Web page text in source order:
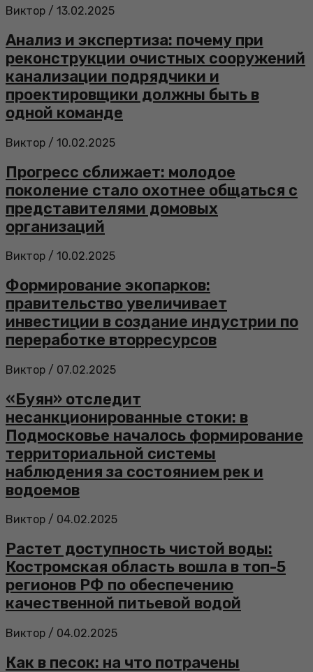
Виктор / 13.02.2025
Анализ и экспертиза: почему при
реконструкции очистных сооружений
канализации подрядчики и
проектировщики должны быть в
одной команде
Виктор / 10.02.2025
Прогресс сближает: молодое
поколение стало охотнее общаться с
представителями домовых
организаций
Виктор / 10.02.2025
Формирование экопарков:
правительство увеличивает
инвестиции в создание индустрии по
переработке вторресурсов
Виктор / 07.02.2025
«Буян» отследит
несанкционированные стоки: в
Подмосковье началось формирование
территориальной системы
наблюдения за состоянием рек и
водоемов
Виктор / 04.02.2025
Растет доступность чистой воды:
Костромская область вошла в топ-5
регионов РФ по обеспечению
качественной питьевой водой
Виктор / 04.02.2025
Как в песок: на что потрачены